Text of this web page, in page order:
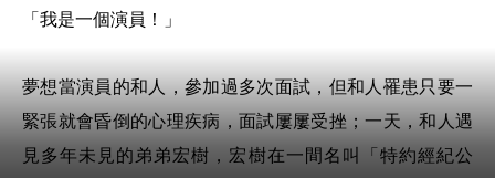
「我是一個演員！」
夢想當演員的和人，參加過多次面試，但和人罹患只要一
緊張就會昏倒的心理疾病，面試屢屢受挫；一天，和人遇
見多年未見的弟弟宏樹，宏樹在一間名叫「特約經紀公